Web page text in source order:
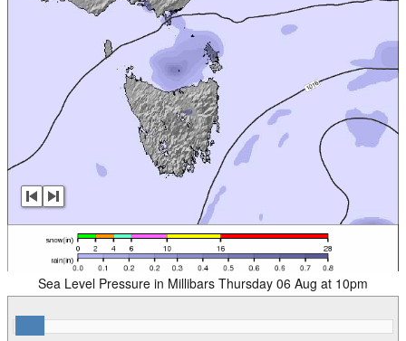
Sea Level Pressure in Millibars Thursday 06 Aug at 10pm